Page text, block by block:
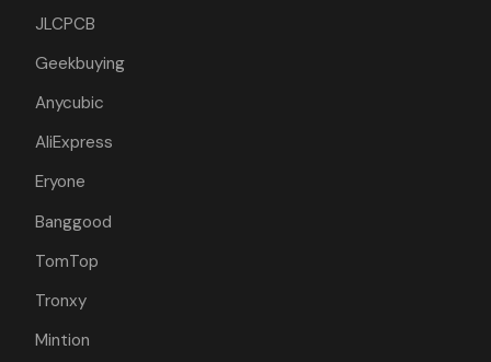
JLCPCB
Geekbuying
Anycubic
AliExpress
Eryone
Banggood
TomTop
Tronxy
Mintion